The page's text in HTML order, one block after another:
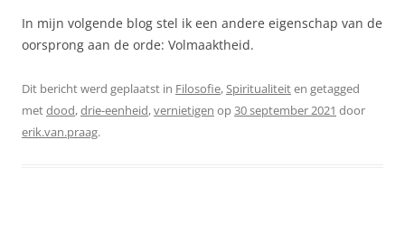
In mijn volgende blog stel ik een andere eigenschap van de
oorsprong aan de orde: Volmaaktheid.
Dit bericht werd geplaatst in Filosofie,Spiritualiteiten getagged
metdood,drie-eenheid,vernietigen op30 september 2021 door
erik.van.praag.